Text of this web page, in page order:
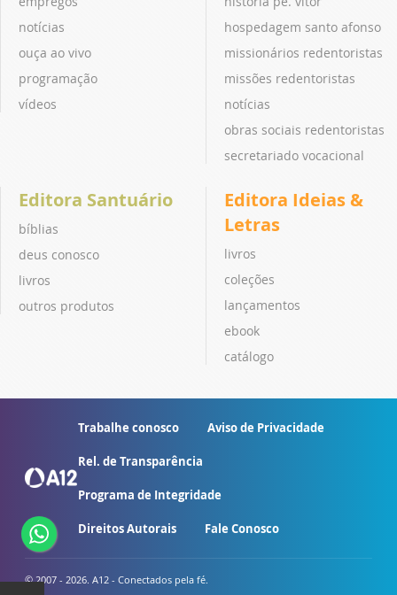
notícias
ouça ao vivo
programação
vídeos
hospedagem santo afonso
missionários redentoristas
missões redentoristas
notícias
obras sociais redentoristas
secretariado vocacional
Editora Santuário
bíblias
deus conosco
livros
outros produtos
Editora Ideias &
Letras
livros
coleções
lançamentos
ebook
catálogo
Trabalhe conosco Aviso de Privacidade
Rel. de Transparência
Programa de Integridade
Direitos Autorais Fale Conosco
© 2007 - 2026. A12 - Conectados pela fé.